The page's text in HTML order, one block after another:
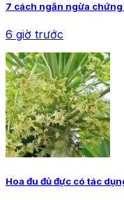
7 cách ngăn ngừa
6 giờ trước
Hoa đu đủ đực có tác